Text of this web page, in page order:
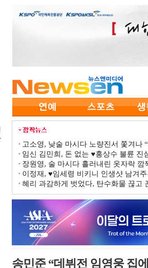
고소영, 낮술 마시다 노량진서 쫓겨나
임신 김민희, 돈 없는 ♥홍상수 불륜
장원영, 술 마시다 흘러내린 옷자락
이정재, ♥임세령 비키니 인생샷 남겨
혜리 과감하게 벗었다, 탄수화물 끊고
송민준 “데뷔전 임영웅 집